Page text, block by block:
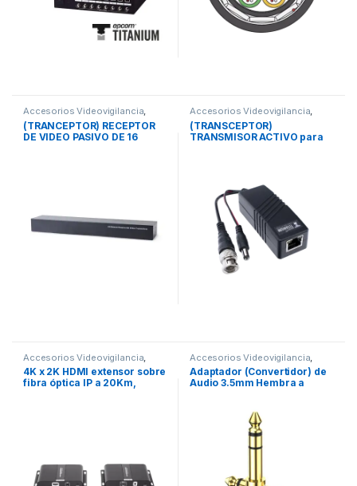
Accesorios Videovigilancia,
Videovigilancia
(TRANCEPTOR) RECEPTOR
DE VIDEO PASIVO DE 16
contra sobretensión.
Accesorios Videovigilancia,
Videovigilancia
(TRANSCEPTOR)
TRANSMISOR ACTIVO para
el voltaje de 36 Vcc a 12Vcc /
HD-TVI/CVI/AHD/CVBS / Se
instala del lado de la
cámara.
Accesorios Videovigilancia
Videovigilancia
4K x 2K HDMI extensor sobre
fibra óptica IP a 20Km,
Accesorios Videovigilancia
Videovigilancia
Adaptador (Convertidor) de
Audio 3.5mm Hembra a
Antideslizante / Calidad de
sonido sin pérdidas